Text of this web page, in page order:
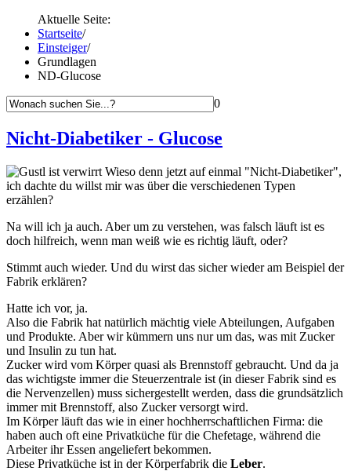
Aktuelle Seite:
Startseite/
Einsteiger/
Grundlagen
ND-Glucose
0
Nicht-Diabetiker - Glucose
Wieso denn jetzt auf einmal "Nicht-Diabetiker",
ich dachte du willst mir was über die verschiedenen Typen
erzählen?
Na will ich ja auch. Aber um zu verstehen, was falsch läuft ist es
doch hilfreich, wenn man weiß wie es richtig läuft, oder?
Stimmt auch wieder. Und du wirst das sicher wieder am Beispiel der
Fabrik erklären?
Hatte ich vor, ja.
Also die Fabrik hat natürlich mächtig viele Abteilungen, Aufgaben
und Produkte. Aber wir kümmern uns nur um das, was mit Zucker
und Insulin zu tun hat.
Zucker wird vom Körper quasi als Brennstoff gebraucht. Und da ja
das wichtigste immer die Steuerzentrale ist (in dieser Fabrik sind es
die Nervenzellen) muss sichergestellt werden, dass die grundsätzlich
immer mit Brennstoff, also Zucker versorgt wird.
Im Körper läuft das wie in einer hochherrschaftlichen Firma: die
haben auch oft eine Privatküche für die Chefetage, während die
Arbeiter ihr Essen angeliefert bekommen.
Diese Privatküche ist in der Körperfabrik die Leber.